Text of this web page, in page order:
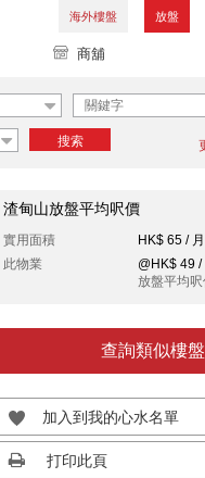
海外樓盤 放盤
商舖
搜索
渣甸山放盤平均呎價
實用面積
HK$ 65 /
此物業
@HK$ 49 /
放盤平均呎
查詢類似樓盤
加入到我的心水名單
打印此頁